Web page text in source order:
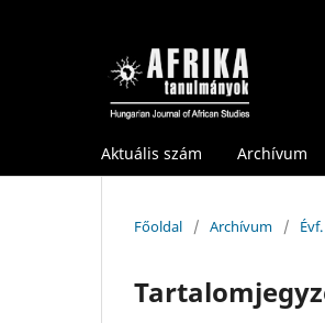
Aktuális szám Archívum
Főoldal / Archívum /